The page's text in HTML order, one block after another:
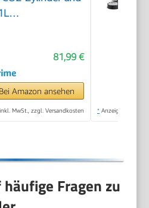
44cm, Schwarz,
81,99 €
Amazon ansehen
MwSt., zzgl. Versandkosten * Anzeige
Fragen zu